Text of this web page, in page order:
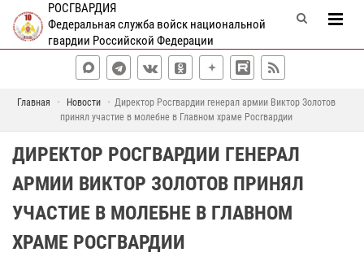
РОСГВАРДИЯ
Федеральная служба войск национальной
гвардии Российской Федерации
Главная Новости
Директор Росгвардии генерал армии Виктор Золотов
принял участие в молебне в Главном храме Росгвардии
ДИРЕКТОР РОСГВАРДИИ ГЕНЕРАЛ
АРМИИ ВИКТОР ЗОЛОТОВ ПРИНЯЛ
УЧАСТИЕ В МОЛЕБНЕ В ГЛАВНОМ
ХРАМЕ РОСГВАРДИИ